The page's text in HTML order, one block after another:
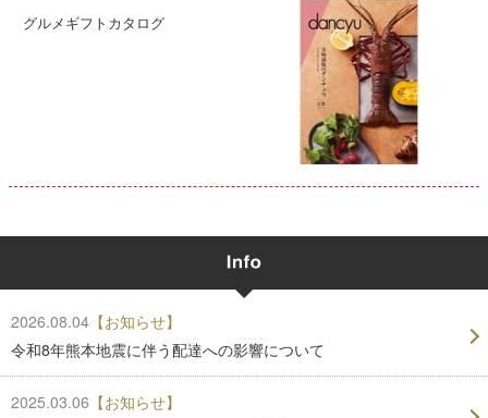
グルメギフトカタログ
2026.08.04 【お知らせ】
令和8年熊本地震に伴う配達への影響について
2025.03.06 【お知らせ】